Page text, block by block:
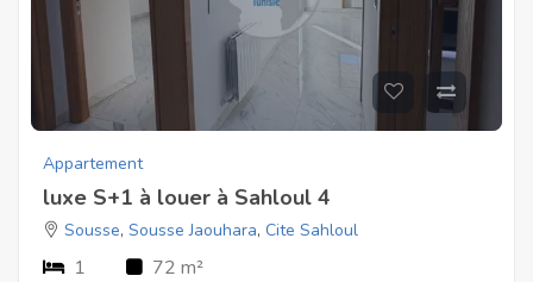
Appartement
luxe S+1 à louer à Sahloul 4
Sousse, Sousse Jaouhara, Cite Sahloul
1 72 m²